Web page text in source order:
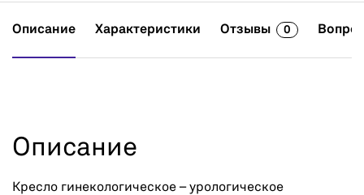
Описание Характеристики Отзывы 0
Описание
Кресло гинекологическое – урологическое